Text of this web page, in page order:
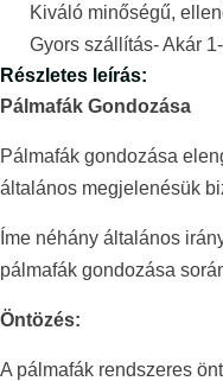
Kiváló minőségű,
Gyors szállítás- Akár
Részletes leírás:
Pálmafák Gondozása
Pálmafák gondozása
általános megjelenésük
Íme néhány általános
pálmafák gondozása
Öntözés:
A pálmafák rendszeres